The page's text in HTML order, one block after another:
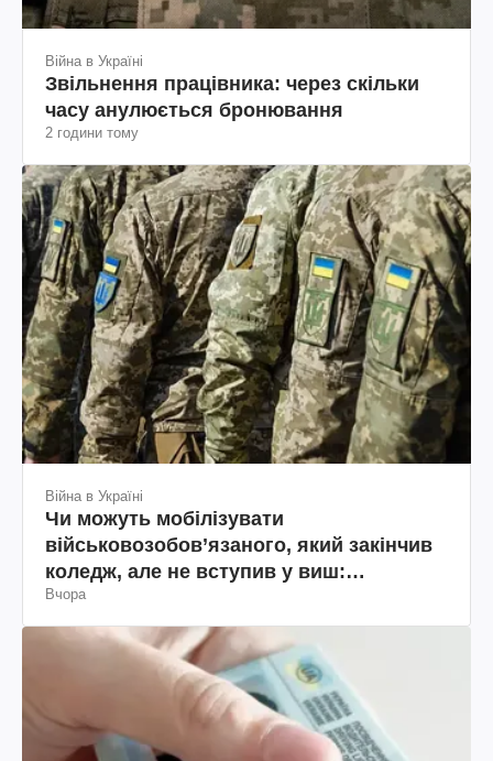
Війна в Україні
Звільнення працівника: через скільки
часу анулюється бронювання
2 години тому
Війна в Україні
Чи можуть мобілізувати
військовозобов’язаного, який закінчив
коледж, але не вступив у виш:
пояснення юриста
Вчора